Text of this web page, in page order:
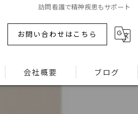
訪問看護で精神疾患もサポート
お問い合わせはこちら
会社概要 ブログ